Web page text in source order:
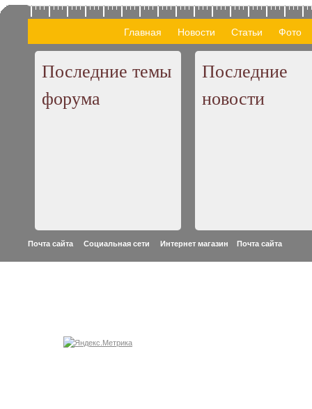
Главная Новости Статьи Фото
Последние темы
форума
Последние
новости
Почта сайта Социальная сети Интернет магазин Почта сайта